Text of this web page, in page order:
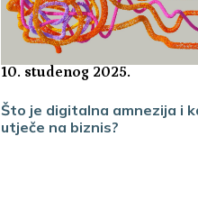
10. studenog 2025.
Što je digitalna amnezija i
utječe na biznis?